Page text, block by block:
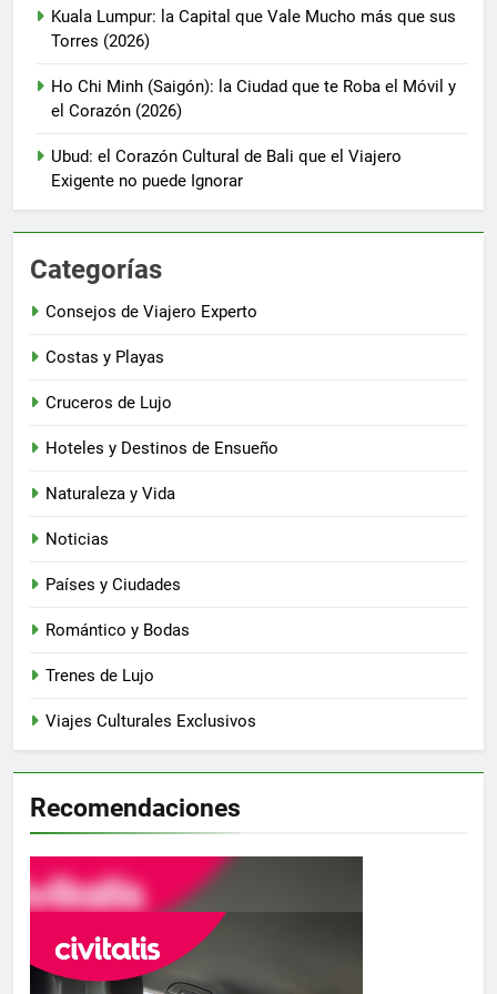
Kuala Lumpur: la Capital que Vale Mucho más que sus
Torres (2026)
Ho Chi Minh (Saigón): la Ciudad que te Roba el Móvil y
el Corazón (2026)
Ubud: el Corazón Cultural de Bali que el Viajero
Exigente no puede Ignorar
Categorías
Consejos de Viajero Experto
Costas y Playas
Cruceros de Lujo
Hoteles y Destinos de Ensueño
Naturaleza y Vida
Noticias
Países y Ciudades
Romántico y Bodas
Trenes de Lujo
Viajes Culturales Exclusivos
Recomendaciones